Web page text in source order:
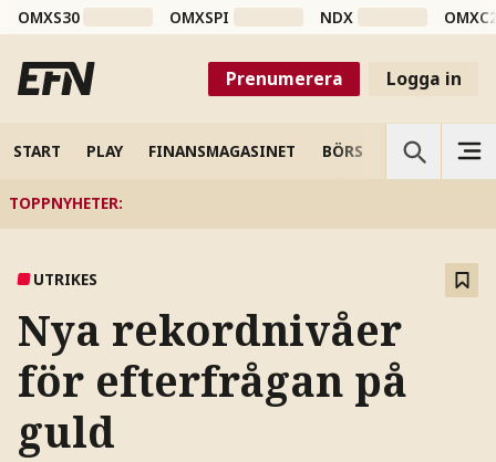
OMXS30 OMXSPI NDX
Prenumerera Logga in
START PLAY FINANSMAGASINET BÖRS VETENSKAP
TOPPNYHETER:
UTRIKES
Nya rekordnivåer
för efterfrågan på
guld